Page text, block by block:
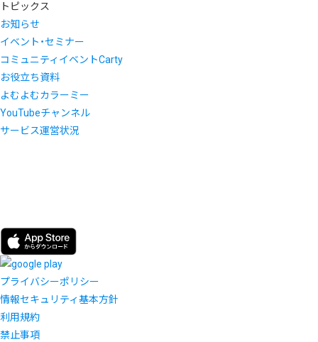
トピックス
お知らせ
イベント・セミナー
コミュニティイベントCarty
お役立ち資料
よむよむカラーミー
YouTubeチャンネル
サービス運営状況
プライバシーポリシー
情報セキュリティ基本方針
利用規約
禁止事項